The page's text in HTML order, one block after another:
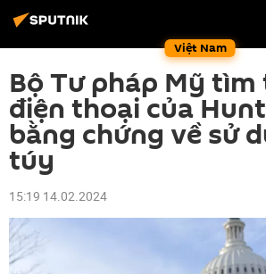
Việt Nam
Bộ Tư pháp Mỹ
điện thoại của
bằng chứng về sử
túy
15:19 14.02.2024